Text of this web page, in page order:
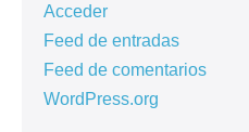
Acceder
Feed de entradas
Feed de comentarios
WordPress.org